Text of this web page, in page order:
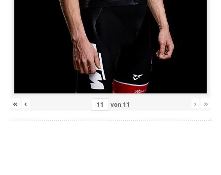
« ‹ von 11 › »